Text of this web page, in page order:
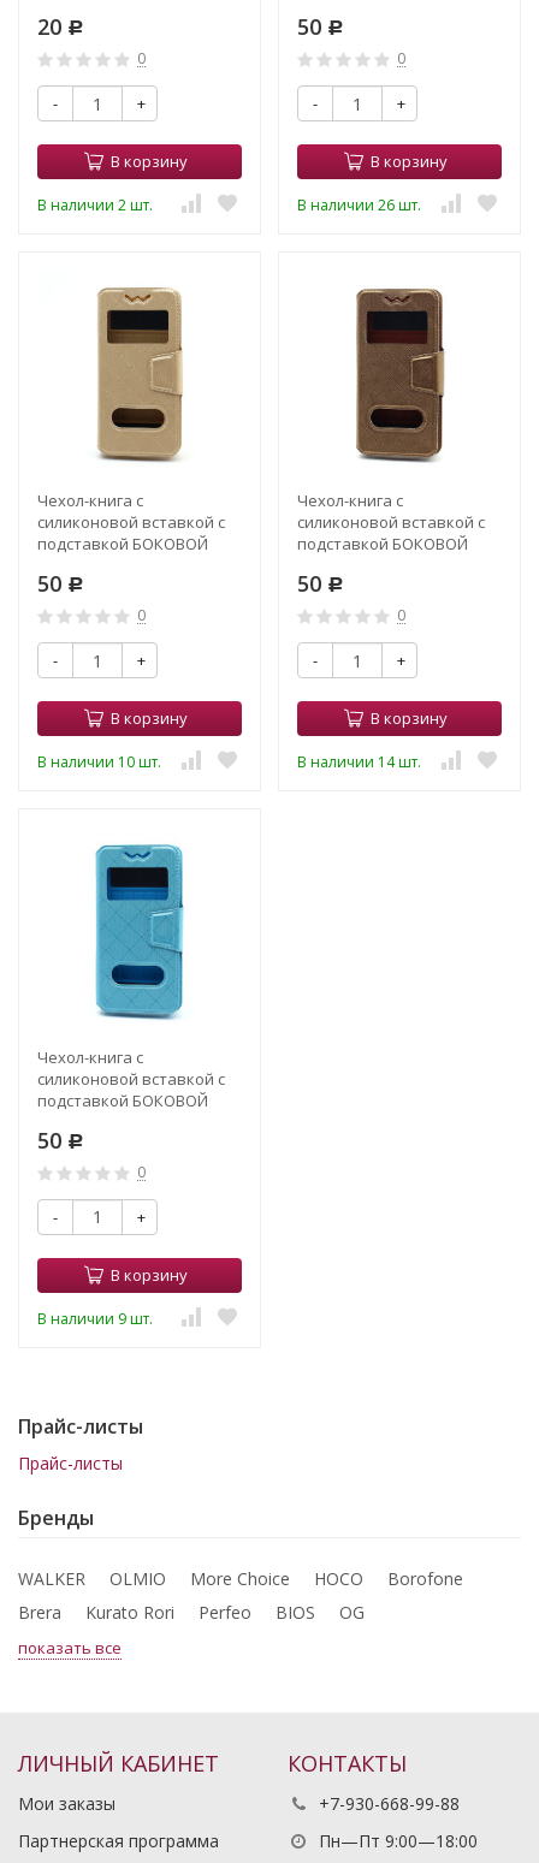
20 Р
0
- +
В корзину
В наличии 2 шт.
50 Р
0
- +
В корзину
В наличии 26 шт.
Чехол-книга с
силиконовой вставкой с
подставкой БОКОВОЙ
50 Р
0
- +
В корзину
В наличии 10 шт.
Чехол-книга с
силиконовой вставкой с
подставкой БОКОВОЙ
коричневый
50 Р
0
- +
В корзину
В наличии 14 шт.
Чехол-книга с
силиконовой вставкой с
подставкой БОКОВОЙ
50 Р
0
- +
В корзину
В наличии 9 шт.
Прайс-листы
Прайс-листы
Бренды
WALKER OLMIO More Choice HOCO
Borofone
Brera
Kurato Rori Perfeo BIOS OG
показать все
ЛИЧНЫЙ КАБИНЕТ
Мои заказы
Партнерская программа
КОНТАКТЫ
+7-930-668-99-88
Пн—Пт 9:00—18:00